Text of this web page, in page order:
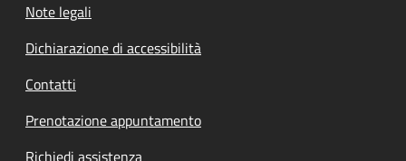
Note legali
Dichiarazione di accessibilità
Contatti
Prenotazione appuntamento